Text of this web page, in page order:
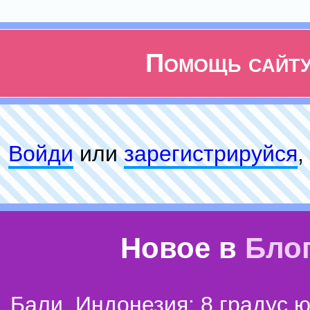
Помощь
Войдиилизарeгиcтpируйся,
Новое в
Бали, Индонезия: 8 градус